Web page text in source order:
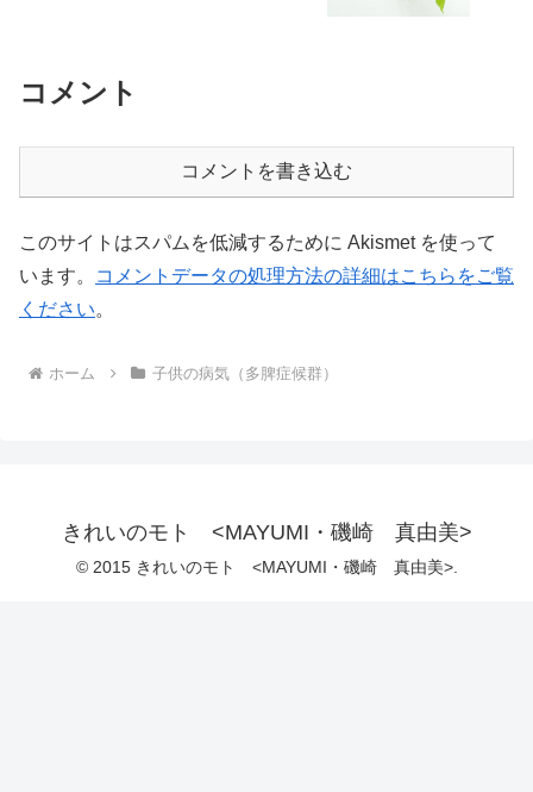
コメント
コメントを書き込む
このサイトはスパムを低減するために Akismet を使って
います。
コメントデータの処理方法の詳細はこちらをご覧
ください。
ホーム 子供の病気（多脾症候群）
きれいのモト <MAYUMI・磯崎 真由美>
© 2015 きれいのモト <MAYUMI・磯崎 真由美>.